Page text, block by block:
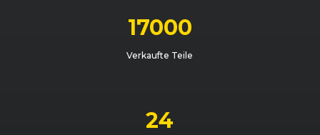
17000
Verkaufte Teile
24